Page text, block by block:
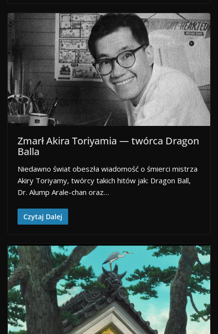
Zmarł Akira Toriyamia — twórca Dragon
Balla
Niedawno świat obeszła wiadomość o śmierci mistrza
Akiry Toriyamy, twórcy takich hitów jak: Dragon Ball,
Dr. Alump Arale-chan oraz…
Czytaj Dalej